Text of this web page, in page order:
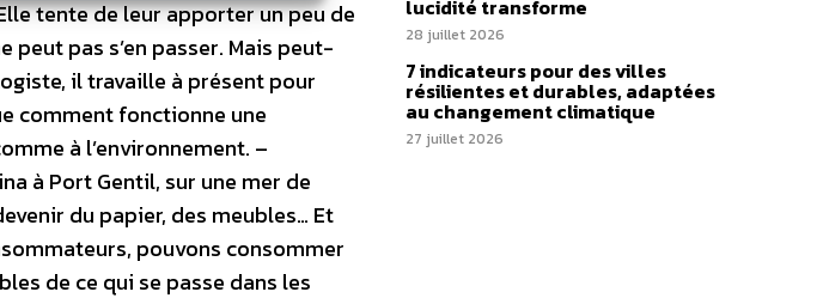
tente de leur apporter un peu de
peut pas s’en passer. Mais peut-
il travaille à présent pour
comment fonctionne une
à l’environnement. –
à Port Gentil, sur une mer de
du papier, des meubles… Et
pouvons consommer
de ce qui se passe dans les
lucidité transforme
28 juillet 2026
7 indicateurs pour des villes
résilientes et durables, adaptées
au changement climatique
27 juillet 2026